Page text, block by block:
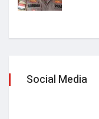
Social Media